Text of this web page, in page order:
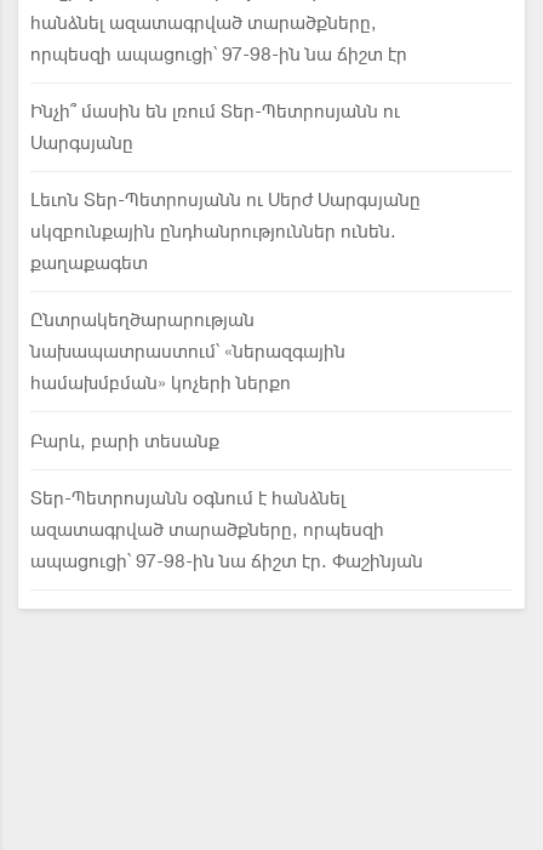
հանձնել ազատագրված տարածքները,
որպեսզի ապացուցի՝ 97-98-ին նա ճիշտ էր
Ինչի՞ մասին են լռում Տեր-Պետրոսյանն ու
Սարգսյանը
Լեւոն Տեր-Պետրոսյանն ու Սերժ Սարգսյանը
սկզբունքային ընդհանրություններ ունեն.
քաղաքագետ
Ընտրակեղծարարության
նախապատրաստում՝ «ներազգային
համախմբման» կոչերի ներքո
Բարև, բարի տեսանք
Տեր-Պետրոսյանն օգնում է հանձնել
ազատագրված տարածքները, որպեսզի
ապացուցի՝ 97-98-ին նա ճիշտ էր. Փաշինյան